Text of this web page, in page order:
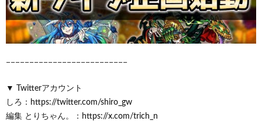
−−−−−−−−−−−−−−−−−−−−−−−−−−
▼ Twitterアカウント
しろ：https://twitter.com/shiro_gw
編集 とりちゃん。：https://x.com/trich_n